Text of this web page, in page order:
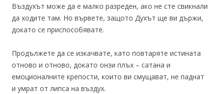
Въздухът може да е малко разреден, ако не сте свикнали
да ходите там. Но вървете, защото Духът ще ви държи,
докато се приспособявате.
Продължете да се изкачвате, като повтаряте истината
отново и отново, докато онзи плъх – сатана и
емоционалните крепости, които ви смущават, не паднат
и умрат от липса на въздух.